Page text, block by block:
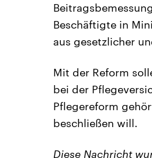
Beschäftigte in
aus gesetzlicher
Mit der Reform
bei der
Pflegereform
beschließen will.
Diese Nachricht